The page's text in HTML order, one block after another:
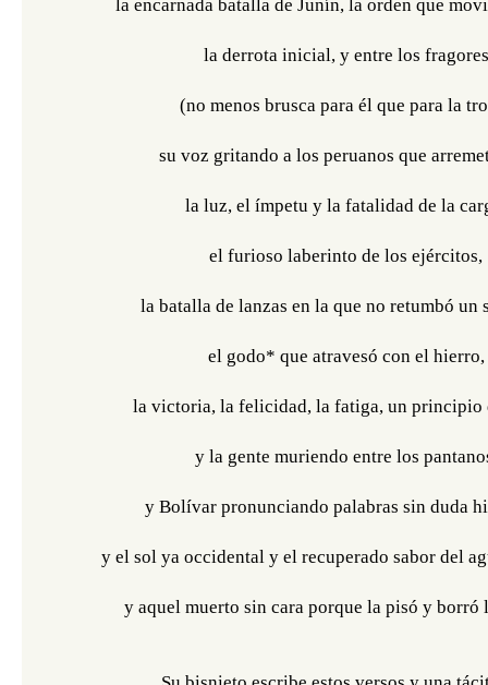
la encarnada batalla de Junín, la orden que
la derrota inicial, y entre los fragores
(no menos brusca para él que para la
su voz gritando a los peruanos que
la luz, el ímpetu y la fatalidad de la
el furioso laberinto de los ejércitos,
la batalla de lanzas en la que no retumbó un
el godo* que atravesó con el hierro,
la victoria, la felicidad, la fatiga, un principio
y la gente muriendo entre los
y Bolívar pronunciando palabras sin duda
y el sol ya occidental y el recuperado sabor del
y aquel muerto sin cara porque la pisó y borró